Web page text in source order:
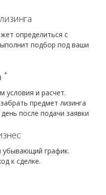
определиться с
подбор под ваши
*
и расчет.
предмет лизинга
после подачи заявки
убывающий график.
к сделке.